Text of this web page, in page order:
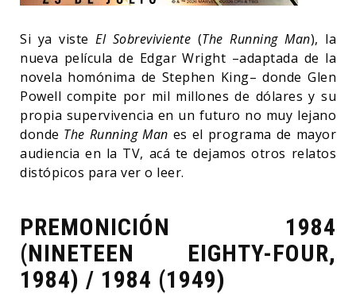
Si ya viste El Sobreviviente (The Running Man), la
nueva película de Edgar Wright –adaptada de la
novela homónima de Stephen King– donde Glen
Powell compite por mil millones de dólares y su
propia supervivencia en un futuro no muy lejano
donde The Running Man es el programa de mayor
audiencia en la TV, acá te dejamos otros relatos
distópicos para ver o leer.
PREMONICIÓN 1984
(NINETEEN EIGHTY-FOUR,
1984) / 1984 (1949)